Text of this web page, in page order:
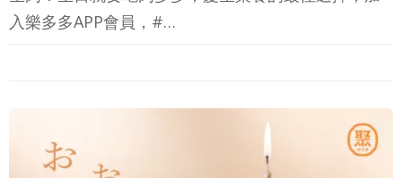
入樂多多APP會員，#…